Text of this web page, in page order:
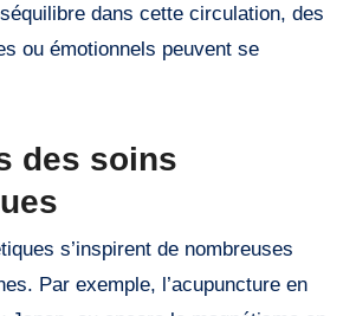
dans cette circulation, des
ou émotionnels peuvent se
des soins
s’inspirent de nombreuses
Par exemple, l’acupuncture en